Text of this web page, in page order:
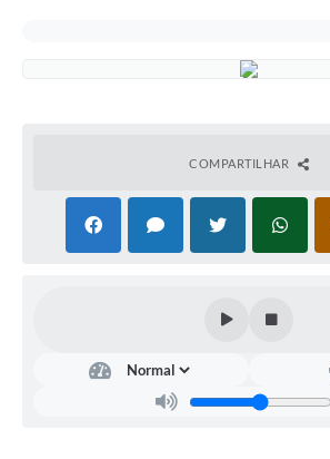
Arquivos para Download
Contas Públicas
COMPARTILHAR